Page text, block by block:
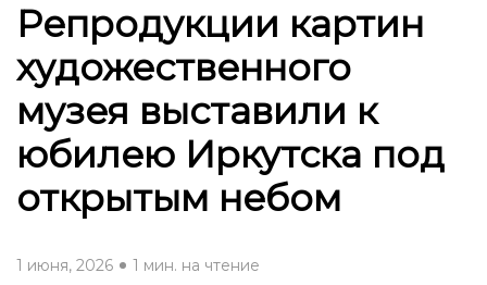
Репродукции картин
художественного
музея выставили к
юбилею Иркутска под
открытым небом
1 июня, 2026 1 мин. на чтение